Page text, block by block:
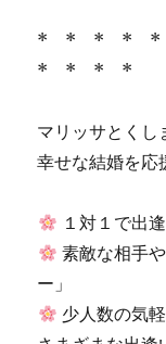
* * * *
* * * *
マリッサとくし
幸せな結婚を応
１対１で出
素敵な相手
ー」
少人数の気